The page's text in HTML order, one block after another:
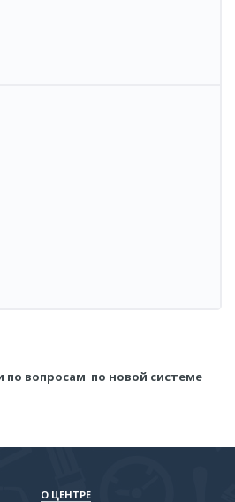
по вопросам по новой системе
О ЦЕНТРЕ